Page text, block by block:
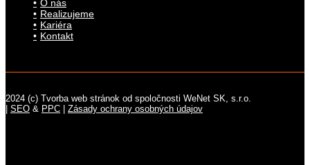
O nás
Realizujeme
Kariéra
Kontakt
2024 (c) Tvorba web stránok od spoločnosti WeNet SK, s.r.o.
SEO & PPC Zásady ochrany osobných údajov